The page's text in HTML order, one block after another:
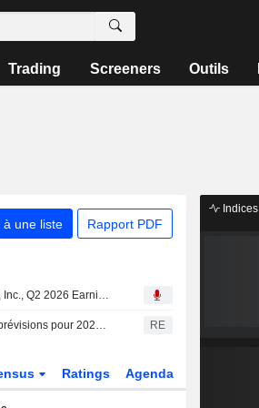
Trading Screeners Outils
à une liste Rapport PDF
Transcript : ONEOK, Inc., Q2 2026 Earnings Call, Aug 04, 2026
ONEOK relève ses prévisions pour 2026, porté par la hausse des volumes de liquides de gaz naturel RE
Ratings Agenda
Indices